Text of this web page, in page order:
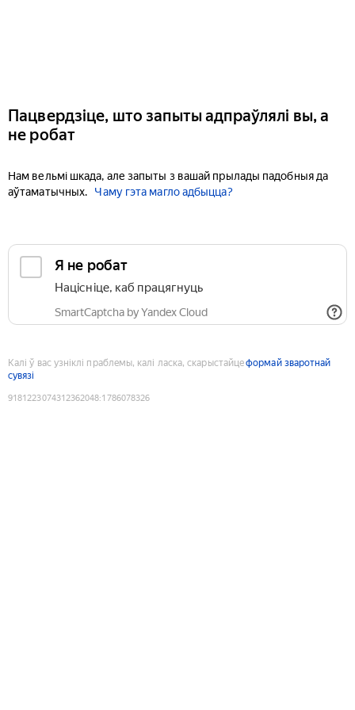
Пацвердзіце, што запыты адпраўлялі вы, а
не робат
Нам вельмі шкада, але запыты з вашай прылады падобныя да
аўтаматычных.
Чаму гэта магло адбыцца?
Я не робат
Націсніце, каб працягнуць
SmartCaptcha by Yandex Cloud
Калі ў вас узніклі праблемы, калі ласка, скарыстайцеформай зваротнай
сувязі
9181223074312362048:1786078326